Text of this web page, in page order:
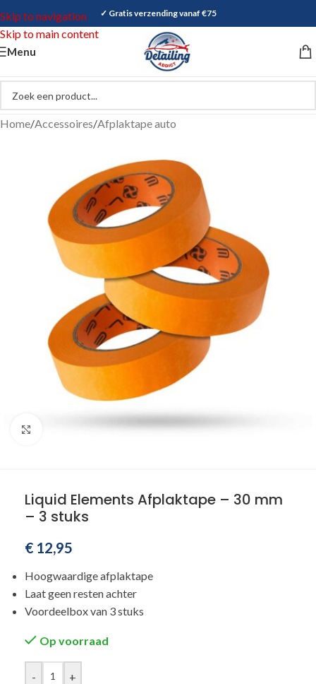
Skip to navigation
Skip to main content
✓ Gratis verzending vanaf €75
Menu
Home/Accessoires/Afplaktape auto
Klik om te vergroten
Liquid Elements Afplaktape – 30 mm
– 3 stuks
€ 12,95
Hoogwaardige afplaktape
Laat geen resten achter
Voordeelbox van 3 stuks
Op voorraad
- +
Alternative: